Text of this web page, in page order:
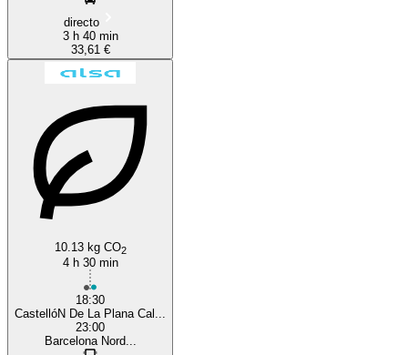
directo
3 h 40 min
33,61 €
10.13 kg CO2
4 h 30 min
18:30
CastellóN De La Plana Cal...
23:00
Barcelona Nord...